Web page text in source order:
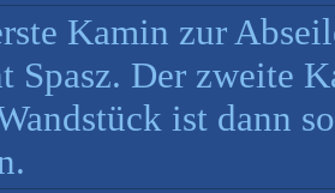
Kamin zur
Spasz. Der zweite
ist dann